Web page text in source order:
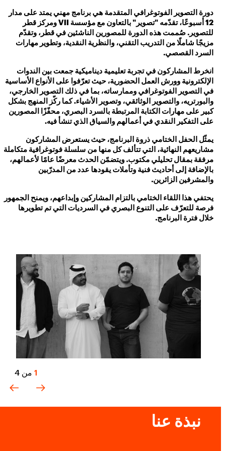
دورة التصوير الفوتوغرافي المتقدمة هي برنامج مهني يمتد على مدار
12 أسبوعًا، تقدّمه "تصوير" بالتعاون مع مؤسسة VII ومركز قطر
للتصوير. صُممت هذه الدورة للمصورين الناشئين في قطر، وتقدّم
مزيجًا شاملًا من التدريب التقني، والنظرية النقدية، وتطوير مهارات
السرد القصصي.
انخرط المشاركون في تجربة تعليمية ديناميكية جمعت بين الندوات
الإلكترونية وورش العمل الحضورية، حيث تعرّفوا على الأنواع الأساسية
في التصوير الفوتوغرافي وممارساته، بما في ذلك التصوير الخارجي،
والبورتريه، والتصوير الوثائقي، وتصوير الأشياء. كما ركّز المنهج بشكل
كبير على مهارات الكتابة المرتبطة بالسرد البصري، محفّزًا المصورين
على التفكير النقدي في أعمالهم والسياق الذي تنشأ فيه.
يمثّل الحفل الختامي ذروة البرنامج، حيث يستعرض المشاركون
مشاريعهم النهائية، التي تتألف كل منها من سلسلة فوتوغرافية متكاملة
مرفقة بمقال تحليلي مكتوب. ويتضمّن الحدث معرضًا عامًا لأعمالهم،
بالإضافة إلى أحاديث فنية وتأملات يقودها عدد من المدرّبين
والمشرفين الزائرين.
يحتفي هذا اللقاء الختامي بالتزام المشاركين وإبداعهم، ويمنح الجمهور
فرصة للتعرّف على التنوع البصري في السرديات التي تم تطويرها
خلال فترة البرنامج.
1 من 4
نبذة عنا